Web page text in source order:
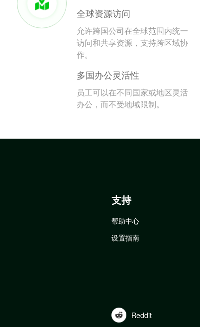
全球资源访问
允许跨国公司在全球范围内统一
访问和共享资源，支持跨区域协
作。
多国办公灵活性
员工可以在不同国家或地区灵活
办公，而不受地域限制。
支持
帮助中心
设置指南
Reddit